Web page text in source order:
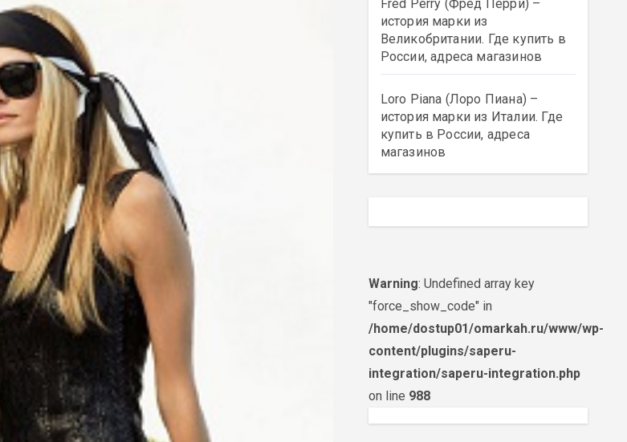
Fred Perry (Фред Перри) –
история марки из
Великобритании. Где купить в
России, адреса магазинов
Loro Piana (Лоро Пиана) –
история марки из Италии. Где
купить в России, адреса
магазинов
Warning: Undefined array key
"force_show_code" in
/home/dostup01/omarkah.ru/www/wp-
content/plugins/saperu-
integration/saperu-integration.php
on line 988